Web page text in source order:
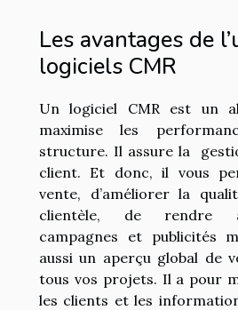
Les avantages de
logiciels CMR
Un logiciel CMR est un
maximise les
structure. Il assure la
client. Et donc, il vous
vente, d’améliorer la
clientèle, de rendre
campagnes et publicités
aussi un aperçu global de
tous vos projets. Il a pour
les clients et les